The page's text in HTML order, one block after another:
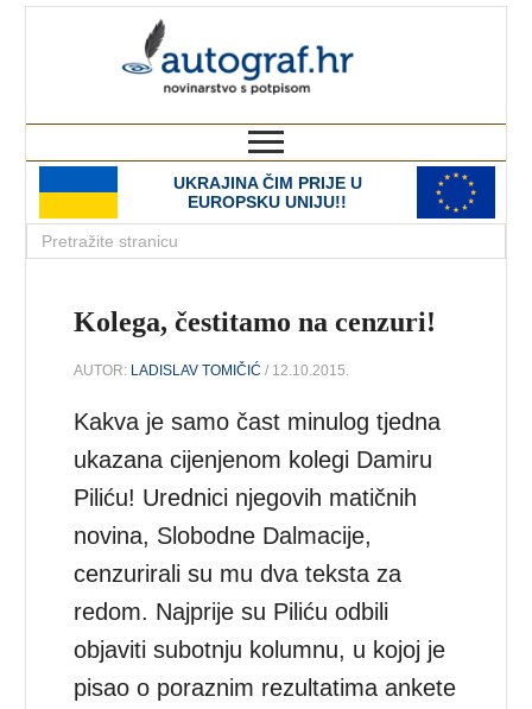
UKRAJINA ČIM PRIJE U
EUROPSKU UNIJU!!
Kolega, čestitamo na cenzuri!
AUTOR: LADISLAV TOMIČIĆ / 12.10.2015.
Kakva je samo čast minulog tjedna
ukazana cijenjenom kolegi Damiru
Piliću! Urednici njegovih matičnih
novina, Slobodne Dalmacije,
cenzurirali su mu dva teksta za
redom. Najprije su Piliću odbili
objaviti subotnju kolumnu, u kojoj je
pisao o poraznim rezultatima ankete